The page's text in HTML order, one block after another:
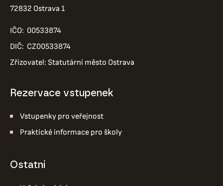
72832 Ostrava 1
IČO: 00533874
DIČ: CZ00533874
Zřizovatel: Statutární město Ostrava
Rezervace vstupenek
Vstupenky pro veřejnost
Praktické informace pro školy
ostatní